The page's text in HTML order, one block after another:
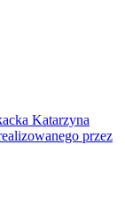
Katarzyna
przez